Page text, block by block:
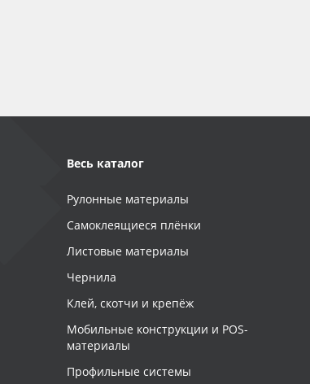
Весь каталог
Рулонные материалы
Самоклеящиеся плёнки
Листовые материалы
Чернила
Клей, скотчи и крепёж
Мобильные конструкции и POS-
материалы
Профильные системы